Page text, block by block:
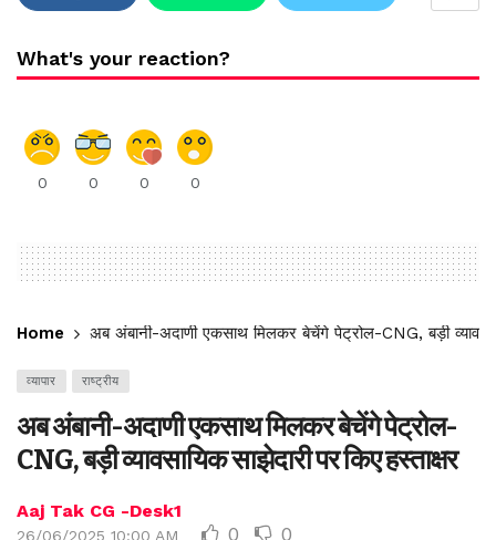
What's your reaction?
0 0 0 0
Home अब अंबानी-अदाणी एकसाथ मिलकर बेचेंगे पेट्रोल-CNG, बड़ी
व्यापार राष्ट्रीय
अब अंबानी-अदाणी एकसाथ मिलकर बेचेंगे पेट्रोल-
CNG, बड़ी व्यावसायिक साझेदारी पर किए हस्ताक्षर
Aaj Tak CG -Desk1
26/06/2025 10:00 AM 0 0